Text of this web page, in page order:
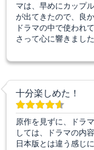
マは、早めにカップ
が出てきたので、良か
ドラマの中で使われ
さって心に響きました
十分楽しめた！
原作を見ずに、ドラ
しては、ドラマの内
日本版とは違う感じ